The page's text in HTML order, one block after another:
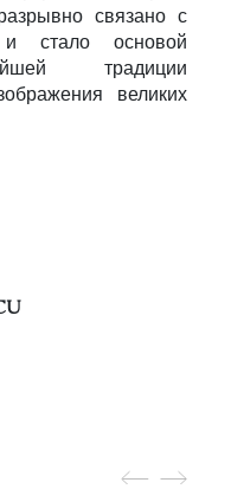
связано с
стало основой
традиции
великих